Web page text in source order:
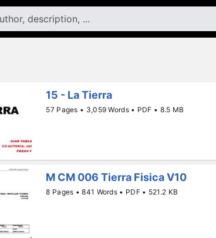
15 - La Tierra
57 Pages • 3,059 Words • PDF • 8.5 MB
M CM 006 Tierra Fisica V10
8 Pages • 841 Words • PDF • 521.2 KB